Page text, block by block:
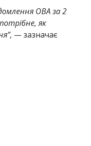
ОВА за 2
як
—зазначає